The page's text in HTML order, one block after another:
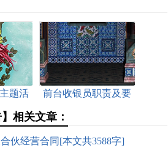
题活
前台收银员职责及要
相关文章：
伙经营合同[本文共3588字]